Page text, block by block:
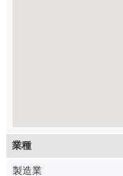
業種
製造業